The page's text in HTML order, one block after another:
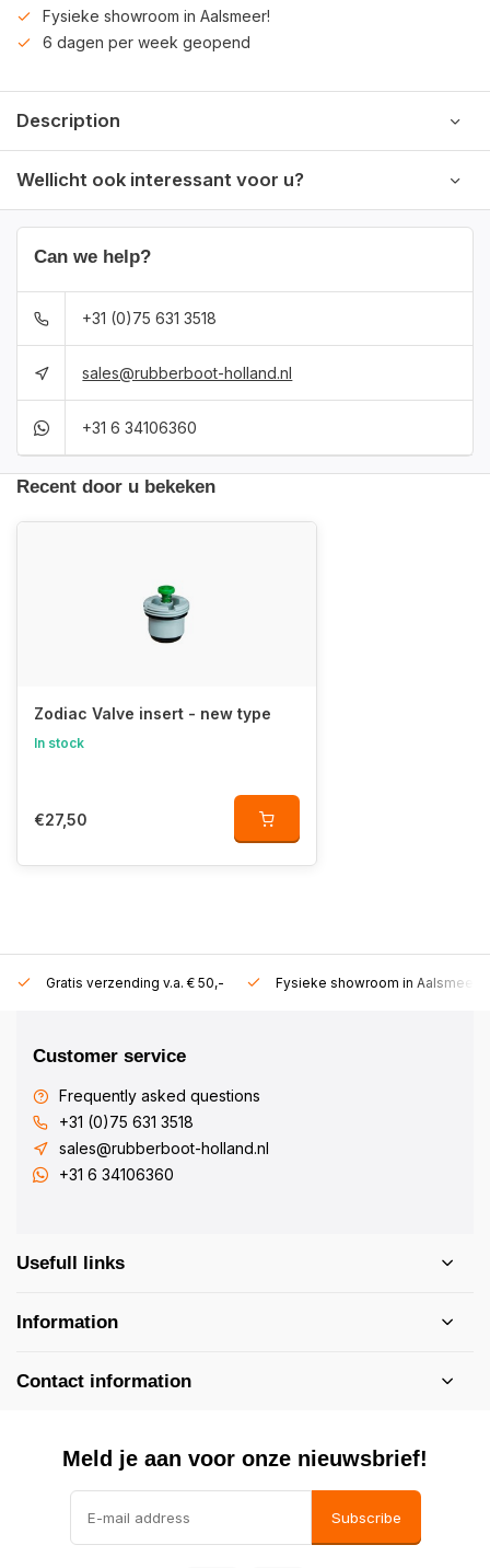
Fysieke showroom in Aalsmeer!
6 dagen per week geopend
Description
Wellicht ook interessant voor u?
Can we help?
+31 (0)75 631 3518
sales@rubberboot-holland.nl
+31 6 34106360
Recent door u bekeken
Zodiac Valve insert - new type
In stock
€27,50
Gratis verzending v.a. € 50,- Fysieke showroom in Aalsmeer!
Customer service
Frequently asked questions
+31 (0)75 631 3518
sales@rubberboot-holland.nl
+31 6 34106360
Usefull links
Information
Contact information
Meld je aan voor onze nieuwsbrief!
Subscribe